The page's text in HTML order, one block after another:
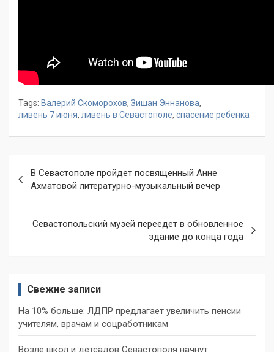
Tags: Валерий Скоморохов, Зишан Эннанова,
ливень 7 июня, ливень в Севастополе, спасение ребенка
по
записям
В Севастополе пройдет посвященный Анне
Ахматовой литературно-музыкальный вечер
Севастопольский музей переедет в обновленное
здание до конца года
Свежие записи
На 10% больше: ЛДПР предлагает увеличить пенсии
учителям, врачам и соцработникам
Возле школ и детсадов Севастополя начнут